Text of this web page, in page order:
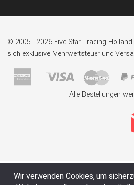
© 2005 - 2026 Five Star Trading Holland
sich exklusive Mehrwertsteuer und
Alle Bestellungen
Wir verwenden Cookies, um